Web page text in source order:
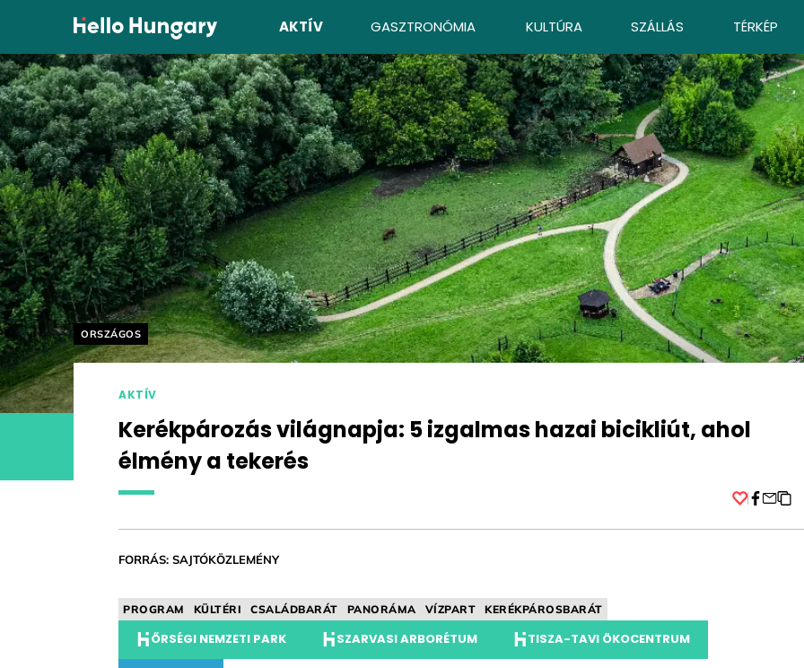
Ugrás a tartalomhoz AKTÍV GASZTRONÓMIA KULTÚRA SZÁLLÁS TÉRKÉP
Helyszín címkék:
ORSZÁGOS
AKTÍV
Kerékpározás világnapja: 5 izgalmas hazai bicikliút, ahol
élmény a tekerés
FORRÁS: SAJTÓKÖZLEMÉNY
PROGRAM KÜLTÉRI CSALÁDBARÁT PANORÁMA VÍZPART KERÉKPÁROSBARÁT
ŐRSÉGI NEMZETI PARK SZARVASI ARBORÉTUM TISZA-TAVI ÖKOCENTRUM